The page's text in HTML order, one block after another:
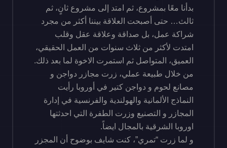
بدأنا معًا بمشروع، ثم امتد إلى مشروع ثانٍ، ثم
ثالث… حتى أصبحت العلاقة بيننا أكثر من مجرد
شراكة عمل، بل صداقة وعلاقة عقل وقلب
امتدت لأكثر من ثلاث سنوات من العمل الحقيقي،
العميق، المتواصل ثم استمرت الاخوة لما بعد ذلك.
من خلال طبيعة عملي، زرت مجازر دواجن و
مصانع لحوم و دواجن كتير في أوروبا رأيت
النماذج الألمانية والهولندية والفرنسية في إدارة
المجازر و التصنيع وزرت الطفرة التي احدثتها
اوروبا الشرقية بالمجال ايضاً.
و لما زرت “تمري”، كنت شايف بوضوح أن المجزر